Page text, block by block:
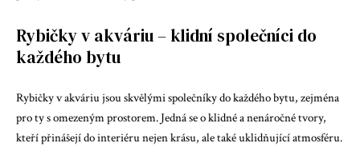
Rybičky v akváriu – klidní společníci do
každého bytu
Rybičky v akváriu jsou skvělými společníky do každého bytu, zejména
pro ty s omezeným prostorem. Jedná se o klidné a nenáročné tvory,
kteří přinášejí do interiéru nejen krásu, ale také uklidňující atmosféru.